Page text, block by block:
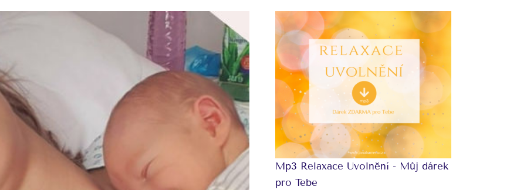
Mp3 Relaxace Uvolnění - Můj dárek
pro Tebe